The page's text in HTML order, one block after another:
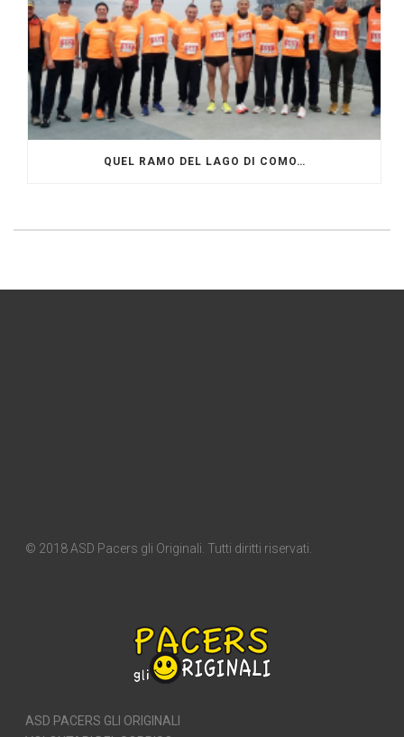
QUEL RAMO DEL LAGO DI COMO…
© 2018 ASD Pacers gli Originali. Tutti diritti riservati.
ASD PACERS GLI ORIGINALI